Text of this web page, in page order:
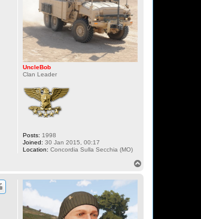
UncleBob
Clan Leader
Posts: 1998
Joined: 30 Jan 2015, 00:17
Location: Concordia Sulla Secchia (MO)